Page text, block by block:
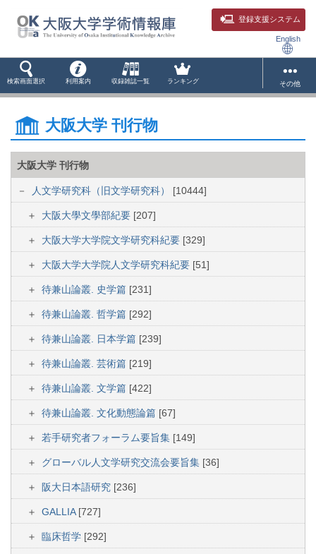
登録支援システム
English
検索画面選択 利用案内 収録雑誌一覧 ランキング その他
大阪大学 刊行物
大阪大学 刊行物
人文学研究科（旧文学研究科） [10444]
大阪大學文學部紀要 [207]
大阪大学大学院文学研究科紀要 [329]
大阪大学大学院人文学研究科紀要 [51]
待兼山論叢. 史学篇 [231]
待兼山論叢. 哲学篇 [292]
待兼山論叢. 日本学篇 [239]
待兼山論叢. 芸術篇 [219]
待兼山論叢. 文学篇 [422]
待兼山論叢. 文化動態論篇 [67]
若手研究者フォーラム要旨集 [149]
グローバル人文学研究交流会要旨集 [36]
阪大日本語研究 [236]
GALLIA [727]
臨床哲学 [292]